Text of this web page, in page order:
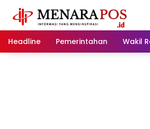
konten
Headline
Pemerintahan Wakil